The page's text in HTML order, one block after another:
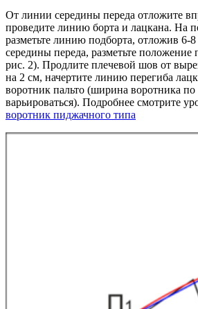
От линии середины переда отложите
проведите линию борта и лацкана. На
разметьте линию подборта, отложив 6-
середины переда, разметьте положение
рис. 2). Продлите плечевой шов от
на 2 см, начертите линию перегиба
воротник пальто (ширина воротника по
варьироваться). Подробнее смотрите
воротник пиджачного типа